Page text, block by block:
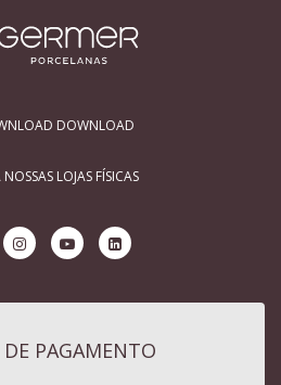
DOWNLOAD
LOJAS FÍSICAS
DE PAGAMENTO